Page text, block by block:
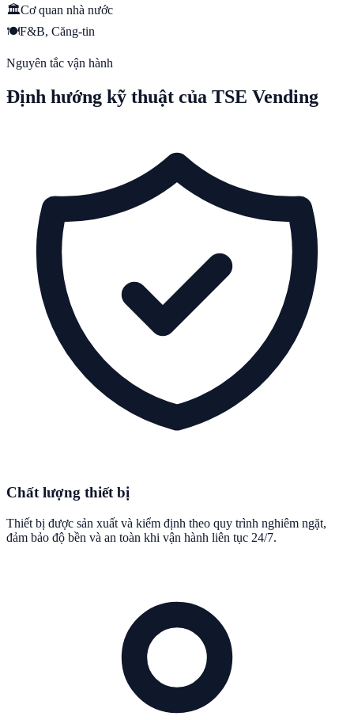
🏛️Cơ quan nhà nước
🍽️F&B, Căng-tin
Nguyên tắc vận hành
Định hướng kỹ thuật của TSE Vending
Chất lượng thiết bị
Thiết bị được sản xuất và kiểm định theo quy trình nghiêm ngặt,
đảm bảo độ bền và an toàn khi vận hành liên tục 24/7.